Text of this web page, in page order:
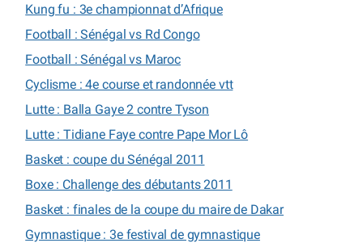
Kung fu : 3e championnat d’Afrique
Football : Sénégal vs Rd Congo
Football : Sénégal vs Maroc
Cyclisme : 4e course et randonnée vtt
Lutte : Balla Gaye 2 contre Tyson
Lutte : Tidiane Faye contre Pape Mor Lô
Basket : coupe du Sénégal 2011
Boxe : Challenge des débutants 2011
Basket : finales de la coupe du maire de Dakar
Gymnastique : 3e festival de gymnastique